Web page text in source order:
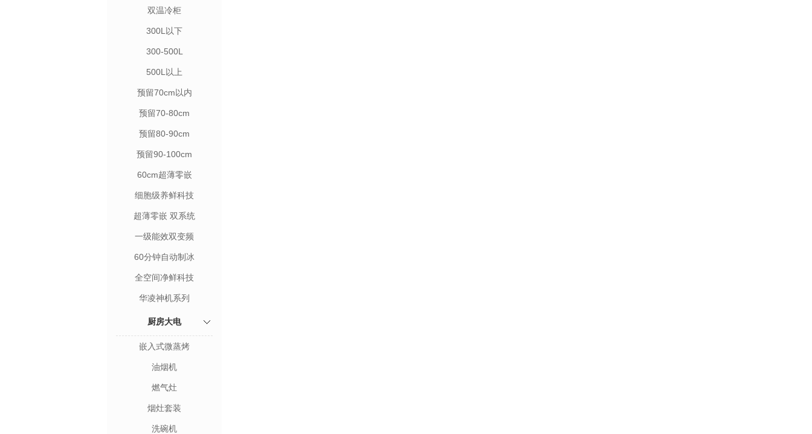
双温冷柜
300L以下
300-500L
500L以上
预留70cm以内
预留70-80cm
预留80-90cm
预留90-100cm
60cm超薄零嵌
细胞级养鲜科技
超薄零嵌 双系统
一级能效双变频
60分钟自动制冰
全空间净鲜科技
华凌神机系列
厨房大电
嵌入式微蒸烤
油烟机
燃气灶
烟灶套装
洗碗机